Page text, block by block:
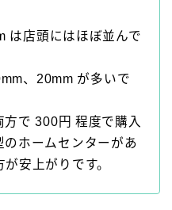
は店頭にはほぼ並んで
、20mm が多いで
で 300円 程度で購入
ホームセンターがあ
安上がりです。